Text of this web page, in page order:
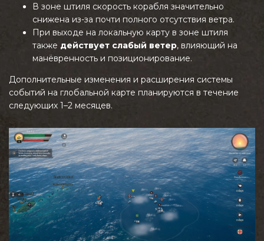
В зоне штиля скорость корабля значительно
снижена из-за почти полного отсутствия ветра.
При выходе на локальную карту в зоне штиля
также действует слабый ветер, влияющий на
манёвренность и позиционирование.
Дополнительные изменения и расширения системы
событий на глобальной карте планируются в течение
следующих 1–2 месяцев.